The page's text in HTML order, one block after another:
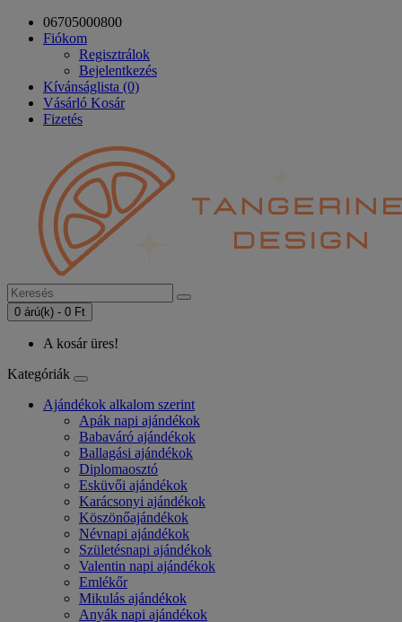
06705000800
Fiókom
Regisztrálok
Bejelentkezés
Kívánságlista (0)
Vásárló Kosár
Fizetés
0 árú(k) - 0 Ft
A kosár üres!
Kategóriák
Ajándékok alkalom szerint
Apák napi ajándékok
Babaváró ajándékok
Ballagási ajándékok
Diplomaosztó
Esküvői ajándékok
Karácsonyi ajándékok
Köszönőajándékok
Névnapi ajándékok
Születésnapi ajándékok
Valentin napi ajándékok
Emlékőr
Mikulás ajándékok
Anyák napi ajándékok